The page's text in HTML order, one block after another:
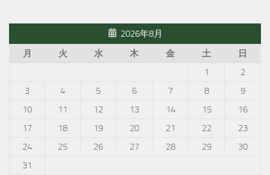
2026年8月
月
火 水 木 金 土
日
1
2
3
4 5 6 7 8
9
10
11 12 13 14 15
16
17
18 19 20 21 22
23
24
25 26 27 28 29
30
31